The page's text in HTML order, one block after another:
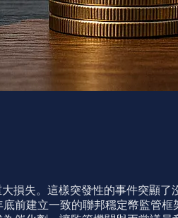
損失。這樣突發性的事件突顯
前建立一致的聯邦穩定幣監管